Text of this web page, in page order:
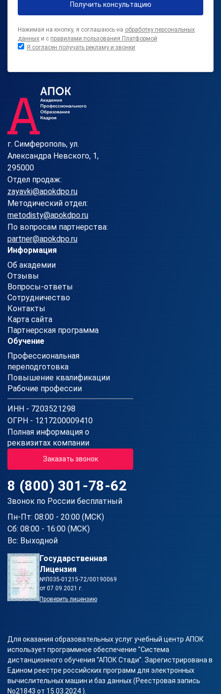
Получить консультацию
Нажимая на кнопку, я соглашаюсь на обработку персональных
данных и с правилами пользования Платформой
Я согласен получать рекламу и звонки
г. Симферополь, ул.
Александра Невского, 1,
295000
Отдел продаж:
zayavki@apokdpo.ru
Методический отдел:
metodisty@apokdpo.ru
По вопросам партнерства:
partner@apokdpo.ru
Информация
Об академии
Отзывы
Вопросы-ответы
Сотрудничество
Контакты
Карта сайта
Партнерская программа
Обучение
Профессиональная
переподготовка
Повышение квалификации
Рабочие профессии
ИНН - 7203521298
ОГРН - 1217200009410
Полная информация о
реквизитах компании
Заказать звонок
8 (800) 301-78-62
Звонок по России бесплатный
Пн-Пт: 08:00 - 20:00 (МСК)
Сб: 08:00 - 16:00 (МСК)
Вс: Выходной
Государственная
Лицензия
№Л035-01215-72/00190069
от 07.09.2021 г.
Проверить лицензию
Для оказания образовательных услуг учебный центр АПОК
использует программное обеспечение "Система
дистанционного обучения "АПОК Стади". Зарегистрирована в
Едином реестре российских программ для электронных
вычислительных машин и баз данных (Реестровая запись
No21843 от 15.03.2024 ).